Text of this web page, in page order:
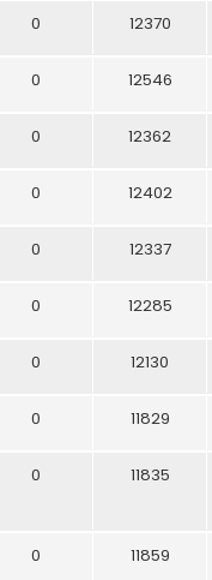
0 12370
0 12546
0 12362
0 12402
0 12337
0 12285
0 12130
0 11829
0 11835
0 11859